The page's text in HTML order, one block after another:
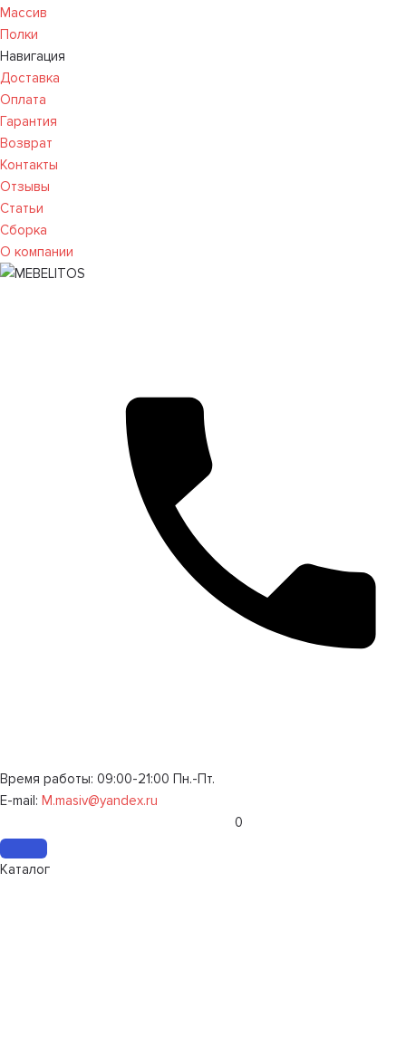
Массив
Полки
Навигация
Доставка
Оплата
Гарантия
Возврат
Контакты
Отзывы
Статьи
Сборка
О компании
Время работы: 09:00-21:00 Пн.-Пт.
E-mail: M.masiv@yandex.ru
0
Каталог